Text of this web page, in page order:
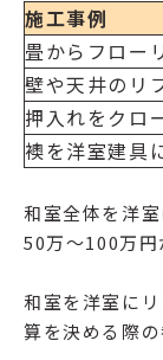
施工事例
畳からフロー
壁や天井のリ
押入れをクロ
襖を洋室建具
和室全体を洋
50万〜100万円
和室を洋室に
算を決める際の